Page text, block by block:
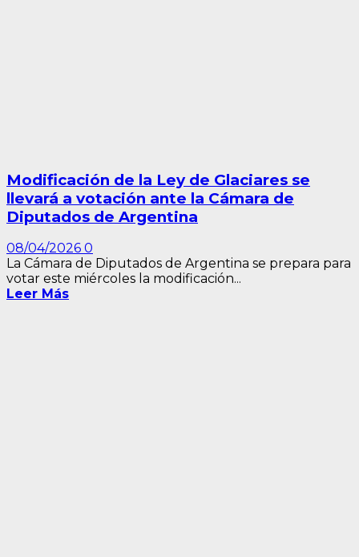
Modificación de la Ley de Glaciares se
llevará a votación ante la Cámara de
Diputados de Argentina
08/04/2026 0
La Cámara de Diputados de Argentina se prepara para
votar este miércoles la modificación...
Leer Más